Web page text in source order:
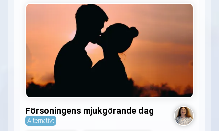
Försoningens mjukgörande dag
Alternativt